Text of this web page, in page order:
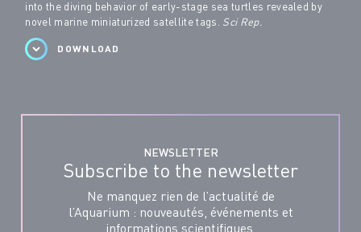
into the diving behavior of early-stage sea turtles revealed by
novel marine miniaturized satellite tags. Sci Rep.
DOWNLOAD
NEWSLETTER
Subscribe to the newsletter
Ne manquez rien de l’actualité de
l’Aquarium : nouveautés, événements et